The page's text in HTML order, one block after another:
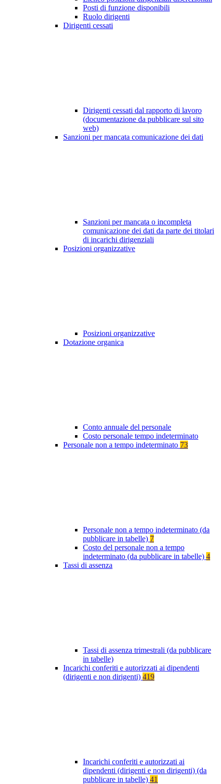
Posti di funzione disponibili
Ruolo dirigenti
Dirigenti cessati
Dirigenti cessati dal rapporto di lavoro
(documentazione da pubblicare sul sito
web)
Sanzioni per mancata comunicazione dei dati
Sanzioni per mancata o incompleta
comunicazione dei dati da parte dei titolari
di incarichi dirigenziali
Posizioni organizzative
Posizioni organizzative
Dotazione organica
Conto annuale del personale
Costo personale tempo indeterminato
Personale non a tempo indeterminato 73
Personale non a tempo indeterminato (da
pubblicare in tabelle) 7
Costo del personale non a tempo
indeterminato (da pubblicare in tabelle) 4
Tassi di assenza
Tassi di assenza trimestrali (da pubblicare
in tabelle)
Incarichi conferiti e autorizzati ai dipendenti
(dirigenti e non dirigenti) 419
Incarichi conferiti e autorizzati ai
dipendenti (dirigenti e non dirigenti) (da
pubblicare in tabelle) 41